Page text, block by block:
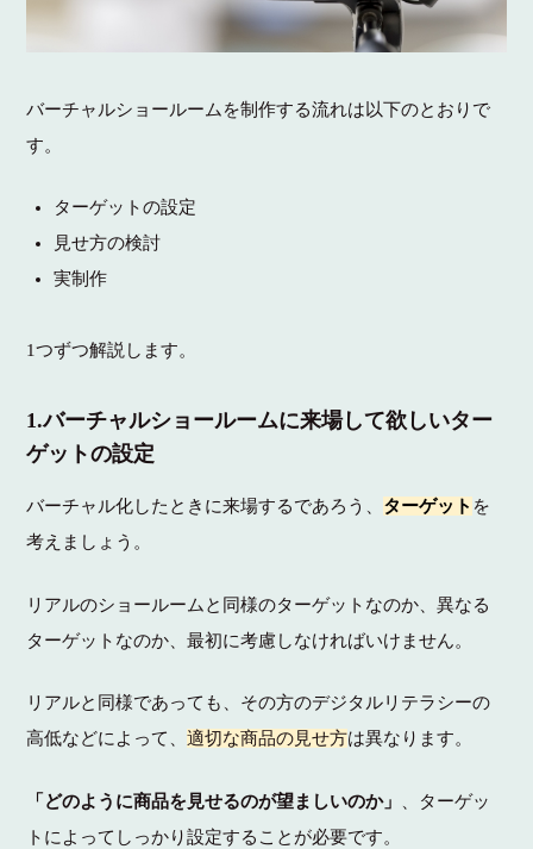
バーチャルショールームを制作する流れは以下のとおりで
す。
ターゲットの設定
見せ方の検討
実制作
1つずつ解説します。
1.バーチャルショールームに来場して欲しいター
ゲットの設定
バーチャル化したときに来場するであろう、 ターゲット を
考えましょう。
リアルのショールームと同様のターゲットなのか、異なる
ターゲットなのか、最初に考慮しなければいけません。
リアルと同様であっても、その方のデジタルリテラシーの
高低などによって、適切な商品の見せ方は異なります。
「どのように商品を見せるのが望ましいのか」
、ターゲッ
トによってしっかり設定することが必要です。